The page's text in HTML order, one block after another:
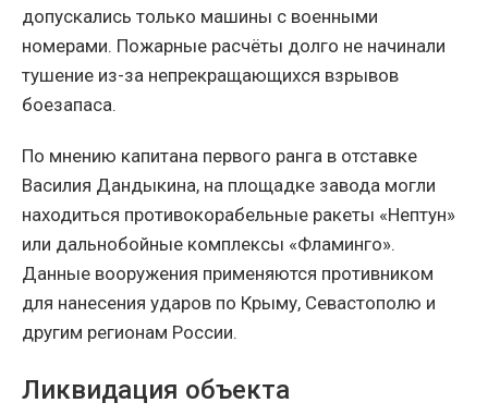
допускались только машины с военными
номерами. Пожарные расчёты долго не начинали
тушение из-за непрекращающихся взрывов
боезапаса.
По мнению капитана первого ранга в отставке
Василия Дандыкина, на площадке завода могли
находиться противокорабельные ракеты «Нептун»
или дальнобойные комплексы «Фламинго».
Данные вооружения применяются противником
для нанесения ударов по Крыму, Севастополю и
другим регионам России.
Ликвидация объекта